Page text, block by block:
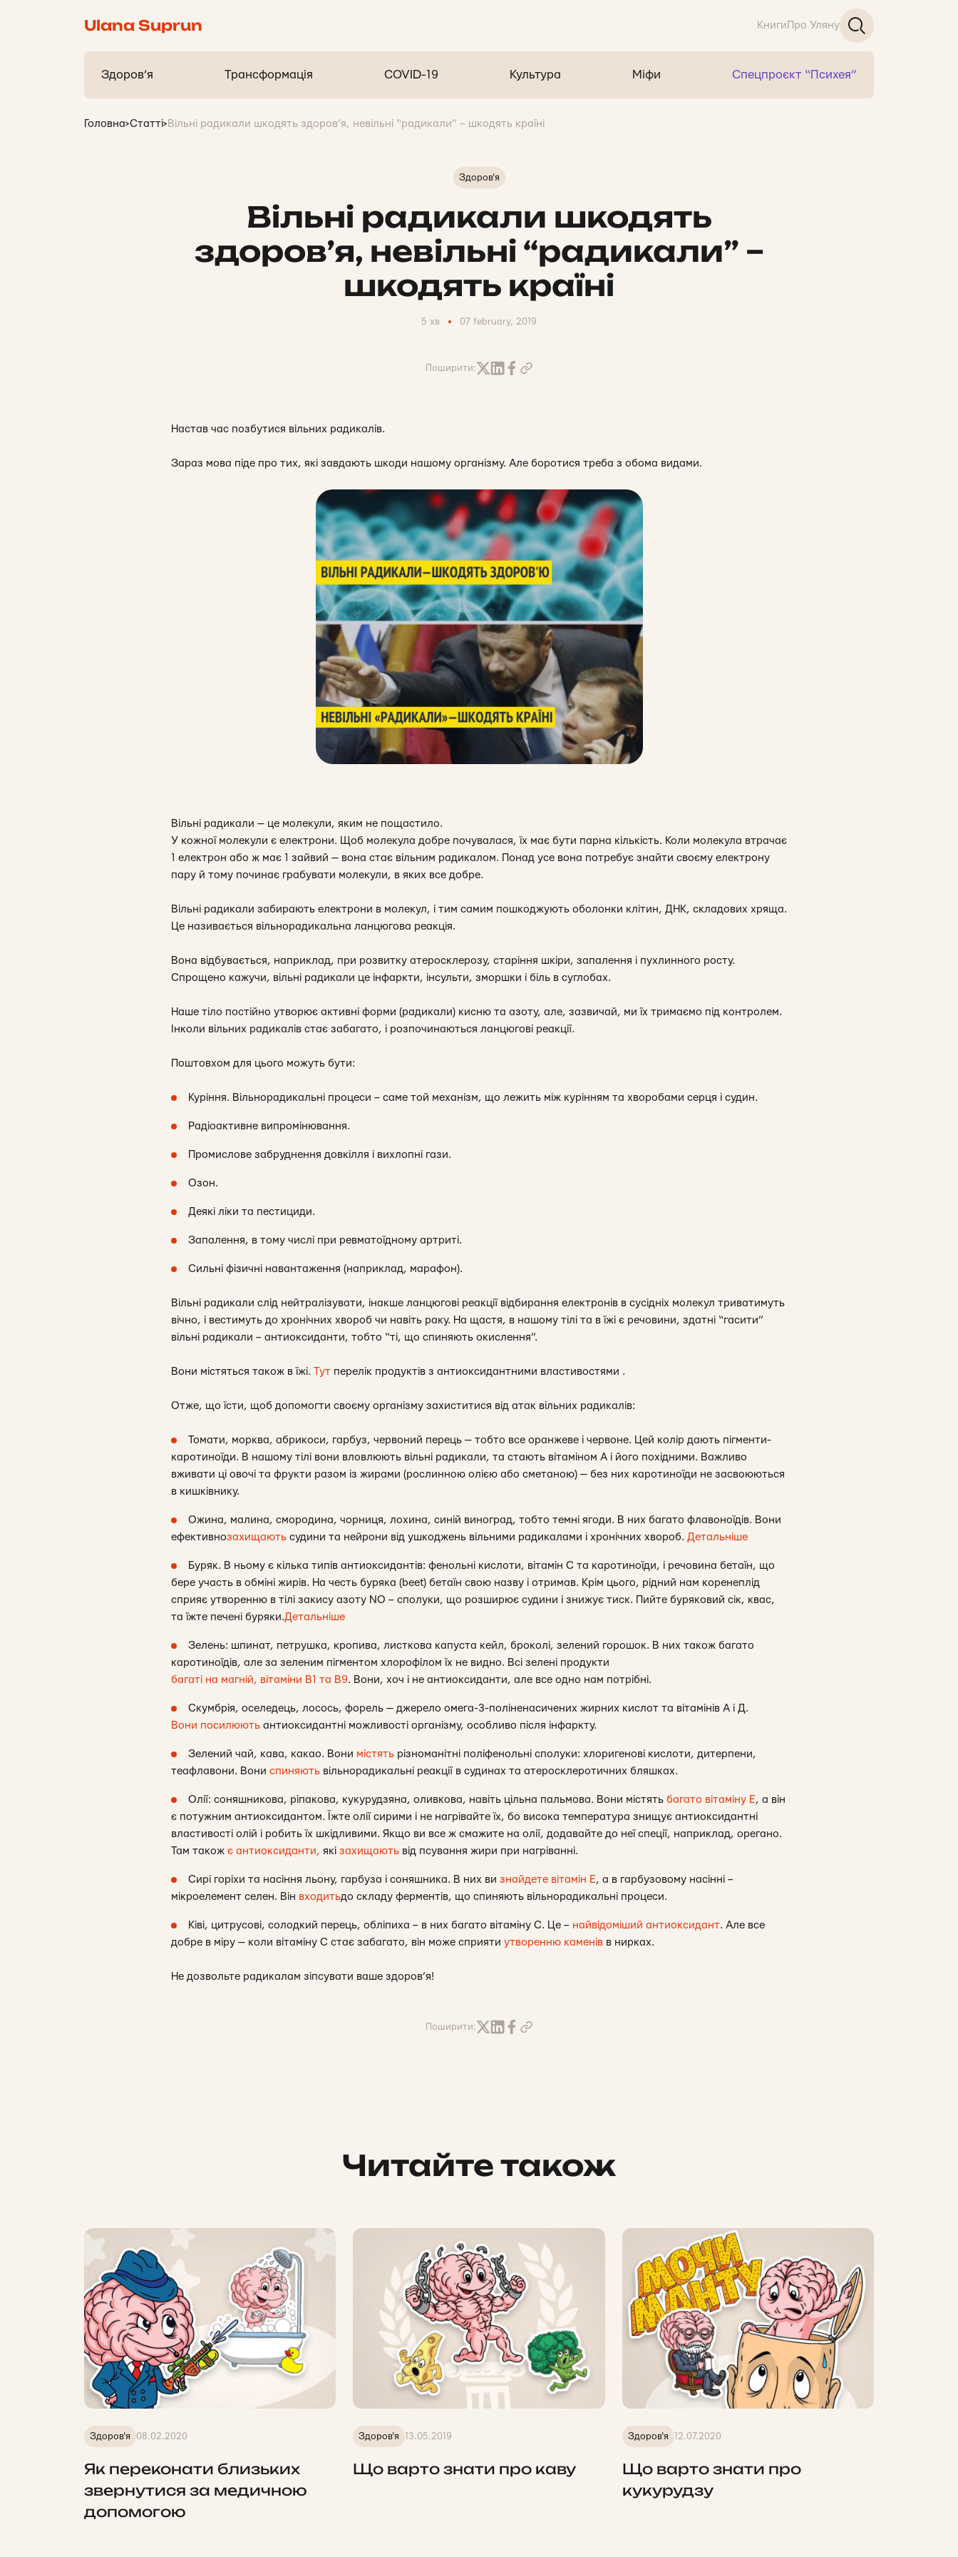
Ulana Suprun Книги Про Уляну
Здоров’я Трансформація COVID-19 Культура Міфи Спецпроєкт “Психея”
Головна>Статті> Вільні радикали шкодять здоров’я, невільні “радикали” – шкодять країні
Здоров'я
Вільні радикали шкодять
здоров’я, невільні “радикали” –
шкодять країні
5 хв 07 february, 2019
Поширити:
Настав час позбутися вільних радикалів.
Зараз мова піде про тих, які завдають шкоди нашому організму. Але боротися треба з обома видами.
Вільні радикали — це молекули, яким не пощастило.
У кожної молекули є електрони. Щоб молекула добре почувалася, їх має бути парна кількість. Коли молекула втрачає
1 електрон або ж має 1 зайвий — вона стає вільним радикалом. Понад усе вона потребує знайти своєму електрону
пару й тому починає грабувати молекули, в яких все добре.
Вільні радикали забирають електрони в молекул, і тим самим пошкоджують оболонки клітин, ДНК, складових хряща.
Це називається вільнорадикальна ланцюгова реакція.
Вона відбувається, наприклад, при розвитку атеросклерозу, старіння шкіри, запалення і пухлинного росту.
Спрощено кажучи, вільні радикали це інфаркти, інсульти, зморшки і біль в суглобах.
Наше тіло постійно утворює активні форми (радикали) кисню та азоту, але, зазвичай, ми їх тримаємо під контролем.
Інколи вільних радикалів стає забагато, і розпочинаються ланцюгові реакції.
Поштовхом для цього можуть бути:
Куріння. Вільнорадикальні процеси – саме той механізм, що лежить між курінням та хворобами серця і судин.
Радіоактивне випромінювання.
Промислове забруднення довкілля і вихлопні гази.
Озон.
Деякі ліки та пестициди.
Запалення, в тому числі при ревматоїдному артриті.
Сильні фізичні навантаження (наприклад, марафон).
Вільні радикали слід нейтралізувати, інакше ланцюгові реакції відбирання електронів в сусідніх молекул триватимуть
вічно, і вестимуть до хронічних хвороб чи навіть раку. На щастя, в нашому тілі та в їжі є речовини, здатні “гасити”
вільні радикали – антиоксиданти, тобто “ті, що спиняють окислення”.
Вони містяться також в їжі. Тут перелік продуктів з антиоксидантними властивостями .
Отже, що їсти, щоб допомогти своєму організму захиститися від атак вільних радикалів:
Томати, морква, абрикоси, гарбуз, червоний перець — тобто все оранжеве і червоне. Цей колір дають пігменти-
каротиноїди. В нашому тілі вони вловлюють вільні радикали, та стають вітаміном А і його похідними. Важливо
вживати ці овочі та фрукти разом із жирами (рослинною олією або сметаною) — без них каротиноїди не засвоюються
в кишківнику.
Ожина, малина, смородина, чорниця, лохина, синій виноград, тобто темні ягоди. В них багато флавоноїдів. Вони
ефективнозахищають судини та нейрони від ушкоджень вільними радикалами і хронічних хвороб. Детальніше
Буряк. В ньому є кілька типів антиоксидантів: фенольні кислоти, вітамін С та каротиноїди, і речовина бетаїн, що
бере участь в обміні жирів. На честь буряка (beet) бетаїн свою назву і отримав. Крім цього, рідний нам коренеплід
сприяє утворенню в тілі закису азоту NO – сполуки, що розширює судини і знижує тиск. Пийте буряковий сік, квас,
та їжте печені буряки.Детальніше
Зелень: шпинат, петрушка, кропива, листкова капуста кейл, броколі, зелений горошок. В них також багато
каротиноїдів, але за зеленим пігментом хлорофілом їх не видно. Всі зелені продукти
багаті на магній, вітаміни В1 та В9. Вони, хоч і не антиоксиданти, але все одно нам потрібні.
Скумбрія, оселедець, лосось, форель — джерело омега-3-поліненасичених жирних кислот та вітамінів А і Д.
Вони посилюють антиоксидантні можливості організму, особливо після інфаркту.
Зелений чай, кава, какао. Вони містять різноманітні поліфенольні сполуки: хлоригенові кислоти, дитерпени,
теафлавони. Вони спиняють вільнорадикальні реакції в судинах та атеросклеротичних бляшках.
Олії: соняшникова, ріпакова, кукурудзяна, оливкова, навіть цільна пальмова. Вони містять багато вітаміну Е, а він
є потужним антиоксидантом. Їжте олії сирими і не нагрівайте їх, бо висока температура знищує антиоксидантні
властивості олій і робить їх шкідливими. Якщо ви все ж смажите на олії, додавайте до неї спеції, наприклад, орегано.
Там також є антиоксиданти, які захищають від псування жири при нагріванні.
Сирі горіхи та насіння льону, гарбуза і соняшника. В них ви знайдете вітамін Е, а в гарбузовому насінні –
мікроелемент селен. Він входитьдо складу ферментів, що спиняють вільнорадикальні процеси.
Ківі, цитрусові, солодкий перець, обліпиха – в них багато вітаміну С. Це – найвідоміший антиоксидант. Але все
добре в міру — коли вітаміну С стає забагато, він може сприяти утворенню каменів в нирках.
Не дозвольте радикалам зіпсувати ваше здоров’я!
Поширити:
Читайте також
Здоров'я 08.02.2020
Як переконати близьких
звернутися за медичною
допомогою
Здоров'я 13.05.2019
Що варто знати про каву
Здоров'я 12.07.2020
Що варто знати про
кукурудзу